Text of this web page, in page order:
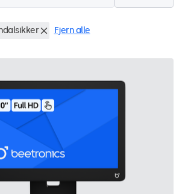
Fjern alle